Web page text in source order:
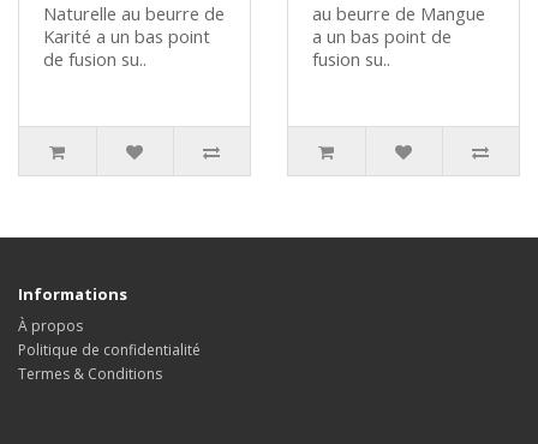
Naturelle au beurre de
Karité a un bas point
de fusion su..
au beurre de Mangue
a un bas point de
fusion su..
Informations
À propos
Politique de confidentialité
Termes & Conditions